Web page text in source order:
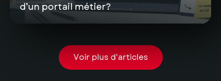
d’un portail métier?
Voir plus d'articles